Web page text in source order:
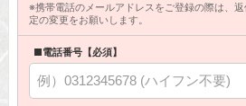
※携帯電話のメールアドレスをご登録の際は、
定の変更をお願いします。
■電話番号【必須】